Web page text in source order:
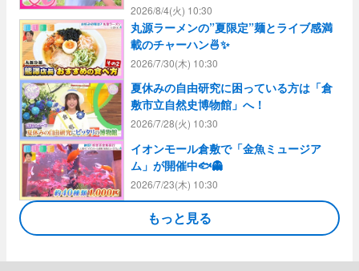
2026/8/4(火) 10:30
丸源ラーメンの”夏限定”麺とライブ感満
載のチャーハン🍜✨
2026/7/30(木) 10:30
夏休みの自由研究に困っている方は「倉
敷市立自然史博物館」へ！
2026/7/28(火) 10:30
イオンモール倉敷で「金魚ミュージア
ム」が開催中🐟👻
2026/7/23(木) 10:30
もっと見る